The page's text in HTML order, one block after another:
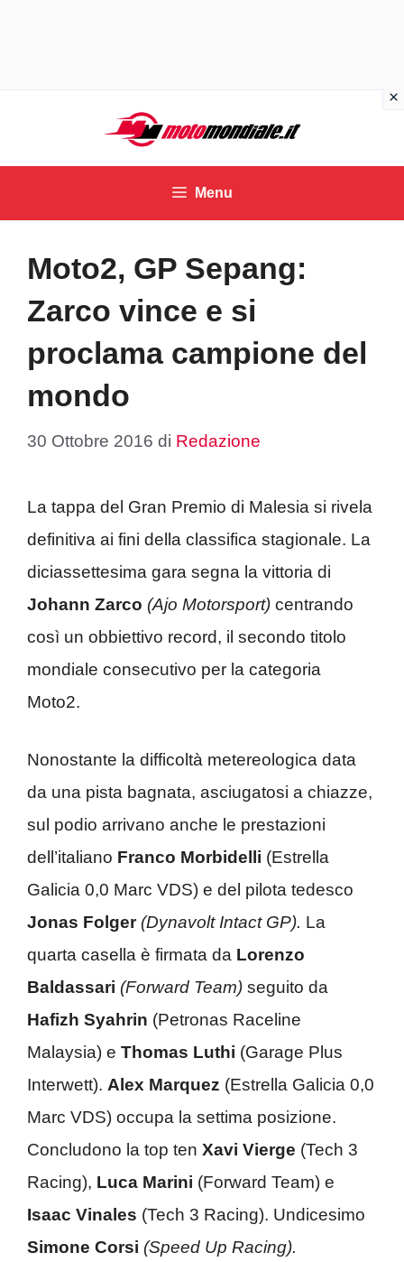
contenuto
Menu
Moto2, GP Sepang:
Zarco vince e si
proclama campione del
mondo
30 Ottobre 2016 di Redazione
La tappa del Gran Premio di Malesia si rivela
definitiva ai fini della classifica stagionale. La
diciassettesima gara segna la vittoria di
Johann Zarco (Ajo Motorsport) centrando
così un obbiettivo record, il secondo titolo
mondiale consecutivo per la categoria
Moto2.
Nonostante la difficoltà metereologica data
da una pista bagnata, asciugatosi a chiazze,
sul podio arrivano anche le prestazioni
dell’italiano Franco Morbidelli (Estrella
Galicia 0,0 Marc VDS) e del pilota tedesco
Jonas Folger(Dynavolt Intact GP). La
quarta casella è firmata da Lorenzo
Baldassari (Forward Team) seguito da
Hafizh Syahrin (Petronas Raceline
Malaysia) e Thomas Luthi (Garage Plus
Interwett). Alex Marquez (Estrella Galicia 0,0
Marc VDS) occupa la settima posizione.
Concludono la top ten Xavi Vierge (Tech 3
Racing), Luca Marini (Forward Team) e
Isaac Vinales (Tech 3 Racing). Undicesimo
Simone Corsi (Speed Up Racing).